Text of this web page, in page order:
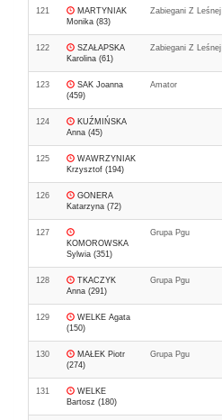
121
MARTYNIAK
Monika (83)
Zabiegani Z Leśnej
122
SZAŁAPSKA
Karolina (61)
Zabiegani Z Leśnej
123
SAK Joanna
(459)
Amator
124
KUŹMIŃSKA
Anna (45)
125
WAWRZYNIAK
Krzysztof (194)
126
GONERA
Katarzyna (72)
127
KOMOROWSKA
Sylwia (351)
Grupa Pgu
128
TKACZYK
Anna (291)
Grupa Pgu
129
WELKE Agata
(150)
130
MAŁEK Piotr
(274)
Grupa Pgu
131
WELKE
Bartosz (180)